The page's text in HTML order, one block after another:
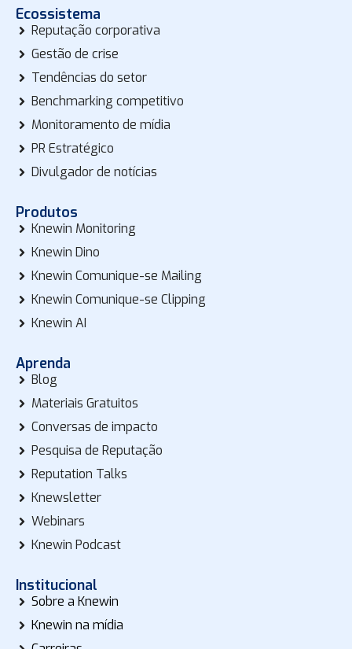
Ecossistema
Reputação corporativa
Gestão de crise
Tendências do setor
Benchmarking competitivo
Monitoramento de mídia
PR Estratégico
Divulgador de notícias
Produtos
Knewin Monitoring
Knewin Dino
Knewin Comunique-se Mailing
Knewin Comunique-se Clipping
Knewin AI
Aprenda
Blog
Materiais Gratuitos
Conversas de impacto
Pesquisa de Reputação
Reputation Talks
Knewsletter
Webinars
Knewin Podcast
Institucional
Sobre a Knewin
Knewin na mídia